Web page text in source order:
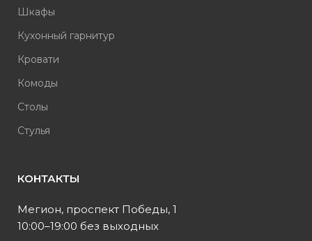
Шкафы
Кухонный гарнитур
Кровати
Комоды
Столы
Стулья
КОНТАКТЫ
Мегион, проспект Победы, 1
10:00–19:00 без выходных